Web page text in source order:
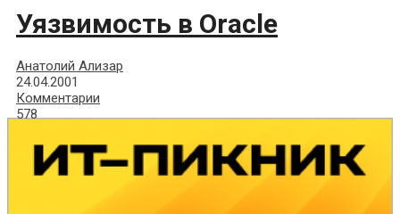
Уязвимость в Oracle
Анатолий Ализар
24.04.2001
Комментарии
578